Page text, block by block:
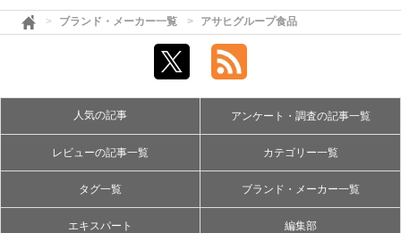
ブランド・メーカー一覧 アサヒグループ食品
人気の記事 アンケート・調査の記事一覧
レビューの記事一覧 カテゴリー一覧
タグ一覧 ブランド・メーカー一覧
エキスパート 編集部